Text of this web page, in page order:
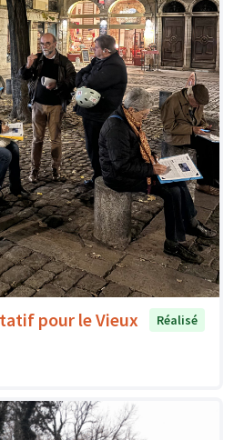
pour le Vieux
Réalisé